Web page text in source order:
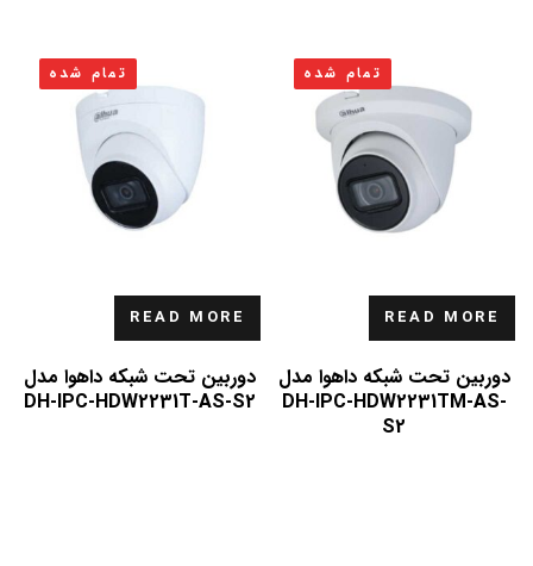
تمام شده
READ MORE
دوربین تحت شبکه داهوا مدل
DH-IPC-HDW2231TM-AS-
S2
تمام شده
READ MORE
دوربین تحت شبکه داهوا مدل
DH-IPC-HDW2231T-AS-S2